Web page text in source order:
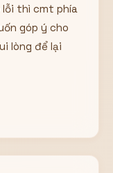
lỗi thì cmt phía
góp ý cho
lòng để lại